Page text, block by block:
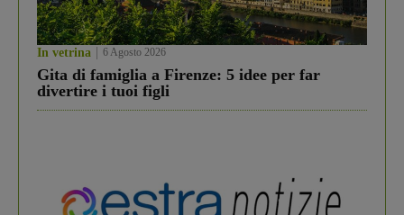
In vetrina 6 Agosto 2026
Gita di famiglia a Firenze: 5 idee per far
divertire i tuoi figli